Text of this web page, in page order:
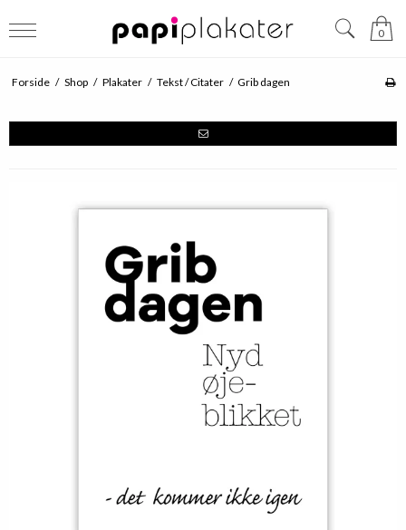
0
Forside / Shop / Plakater / Tekst / Citater / Grib dagen